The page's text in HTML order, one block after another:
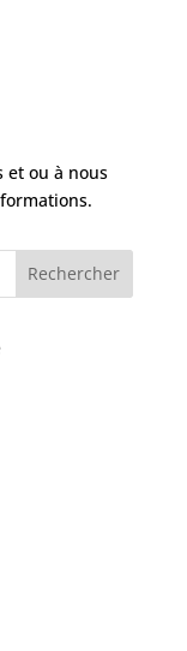
et ou à nous
Rechercher